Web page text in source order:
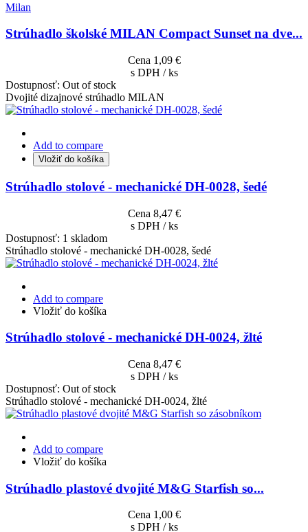
Milan
Strúhadlo školské MILAN Compact Sunset na dve...
Cena 1,09 €
s DPH / ks
Dostupnosť: Out of stock
Dvojité dizajnové strúhadlo MILAN
Add to compare
Vložiť do košíka
Strúhadlo stolové - mechanické DH-0028, šedé
Cena 8,47 €
s DPH / ks
Dostupnosť: 1 skladom
Strúhadlo stolové - mechanické DH-0028, šedé
Add to compare
Vložiť do košíka
Strúhadlo stolové - mechanické DH-0024, žlté
Cena 8,47 €
s DPH / ks
Dostupnosť: Out of stock
Strúhadlo stolové - mechanické DH-0024, žlté
Add to compare
Vložiť do košíka
Strúhadlo plastové dvojité M&G Starfish so...
Cena 1,00 €
s DPH / ks